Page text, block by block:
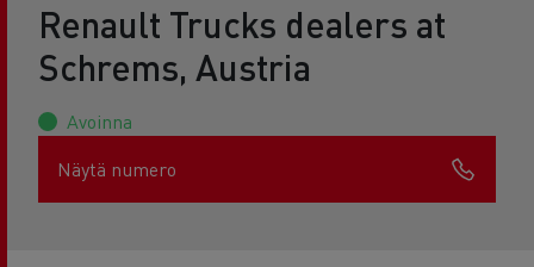
Renault Trucks dealers at
Schrems, Austria
Avoinna
Näytä numero